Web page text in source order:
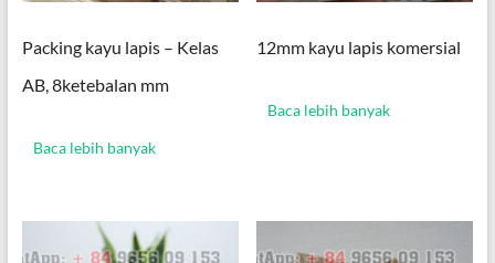
Packing kayu lapis – Kelas
AB, 8ketebalan mm
Baca lebih banyak
12mm kayu lapis komersial
Baca lebih banyak